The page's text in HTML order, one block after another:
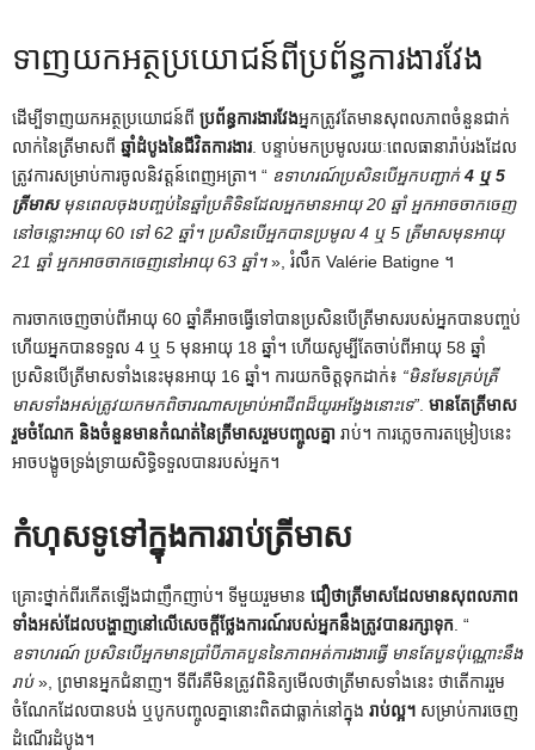
ទាញយកអត្ថប្រយោជន៍ពីប្រព័ន្ធការងារវែង
ដើម្បីទាញយកអត្ថប្រយោជន៍ពី ប្រព័ន្ធការងារវែងអ្នកត្រូវតែមានសុពលភាពចំនួនជាក់
លាក់នៃត្រីមាសពី ឆ្នាំដំបូងនៃជីវិតការងារ. បន្ទាប់មកប្រមូលរយៈពេលធានារ៉ាប់រងដែល
ត្រូវការសម្រាប់ការចូលនិវត្តន៍ពេញអត្រា។ “ ឧទាហរណ៍ប្រសិនបើអ្នកបញ្ជាក់4 ឬ 5
ត្រីមាសមុនពេលចុងបញ្ចប់នៃឆ្នាំប្រតិទិនដែលអ្នកមានអាយុ 20 ឆ្នាំ អ្នកអាចចាកចេញ
នៅចន្លោះអាយុ 60 ទៅ 62 ឆ្នាំ។ ប្រសិនបើអ្នកបានប្រមូល 4 ឬ 5 ត្រីមាសមុនអាយុ
21 ឆ្នាំ អ្នកអាចចាកចេញនៅអាយុ 63 ឆ្នាំ។», រំលឹក Valérie Batigne ។
ការចាកចេញចាប់ពីអាយុ 60 ឆ្នាំគឺអាចធ្វើទៅបានប្រសិនបើត្រីមាសរបស់អ្នកបានបញ្ចប់
ហើយអ្នកបានទទួល 4 ឬ 5 មុនអាយុ 18 ឆ្នាំ។ ហើយសូម្បីតែចាប់ពីអាយុ 58 ឆ្នាំ
ប្រសិនបើត្រីមាសទាំងនេះមុនអាយុ 16 ឆ្នាំ។ ការយកចិត្តទុកដាក់៖ “មិនមែនគ្រប់ត្រី
មាសទាំងអស់ត្រូវយកមកពិចារណាសម្រាប់អាជីពដ៏យូរអង្វែងនោះទេ” មានតែត្រីមាស
រួមចំណែក និងចំនួនមានកំណត់នៃត្រីមាសរួមបញ្ចូលគ្នា រាប់។ ការភ្លេចការតម្រៀបនេះ
អាចបង្ខូចទ្រង់ទ្រាយសិទ្ធិទទួលបានរបស់អ្នក។
កំហុសទូទៅក្នុងការរាប់ត្រីមាស
គ្រោះថ្នាក់ពីរកើតឡើងជាញឹកញាប់។ ទីមួយរួមមាន ជឿថាត្រីមាសដែលមានសុពលភាព
ទាំងអស់ដែលបង្ហាញនៅលើសេចក្តីថ្លែងការណ៍របស់អ្នកនឹងត្រូវបានរក្សាទុក . “
ឧទាហរណ៍ ប្រសិនបើអ្នកមានប្រាំបីភាគបួននៃភាពអត់ការងារធ្វើ មានតែបួនប៉ុណ្ណោះនឹង
រាប់», ព្រមានអ្នកជំនាញ។ ទីពីរគឺមិនត្រូវពិនិត្យមើលថាត្រីមាសទាំងនេះ ថាតើការរួម
ចំណែកដែលបានបង់ ឬបូកបញ្ចូលគ្នានោះពិតជាធ្លាក់នៅក្នុង រាប់ល្អ។ សម្រាប់ការចេញ
ដំណើរដំបូង។